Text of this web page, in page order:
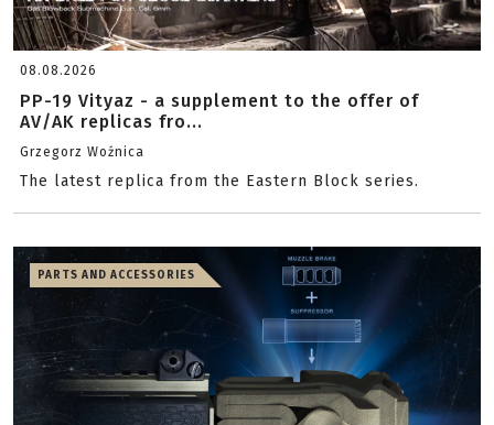
08.08.2026
PP-19 Vityaz - a supplement to the offer of
AV/AK replicas fro...
Grzegorz Woźnica
The latest replica from the Eastern Block series.
PARTS AND ACCESSORIES